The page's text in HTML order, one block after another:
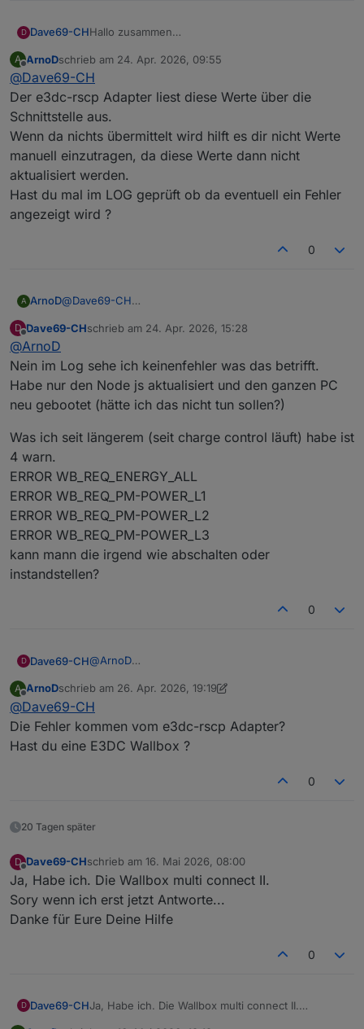
D Dave69-CHHallo zusammen
Habe Node js aktualisiert (v22.22.2) und das
system neu gestartet.
Jezt seht aber auf der Wallbox Seite bei: "
Datenpunkt: "e3dc-rscp.0.WB.WB_0.ENERGY_ALL"
Alle werte sind auf null!?
Kann ich das manuel korrigieren? wen Ja. wo und
wie?
Vielen dank zum voraus für Eure hilfe.
A
Offline
ArnoDschrieb am 24. Apr. 2026, 09:55
zuletzt editiert von
@Dave69-CH
Der e3dc-rscp Adapter liest diese Werte über die
Schnittstelle aus.
Wenn da nichts übermittelt wird hilft es dir nicht Werte
manuell einzutragen, da diese Werte dann nicht
aktualisiert werden.
Hast du mal im LOG geprüft ob da eventuell ein Fehler
angezeigt wird ?
0
A ArnoD@Dave69-CH
Schnittstelle aus.
manuell einzutragen, da diese Werte dann nicht
aktualisiert werden.
Hast du mal im LOG geprüft ob da eventuell ein Fehler
angezeigt wird ?
D
Offline
Dave69-CHschrieb am 24. Apr. 2026, 15:28
zuletzt editiert von
@ArnoD
Nein im Log sehe ich keinenfehler was das betrifft.
Habe nur den Node js aktualisiert und den ganzen PC
neu gebootet (hätte ich das nicht tun sollen?)
Was ich seit längerem (seit charge control läuft) habe ist
4 warn.
ERROR WB_REQ_ENERGY_ALL
ERROR WB_REQ_PM-POWER_L1
ERROR WB_REQ_PM-POWER_L2
ERROR WB_REQ_PM-POWER_L3
kann mann die irgend wie abschalten oder
instandstellen?
0
D Dave69-CH@ArnoD
betrifft.
Habe nur den Node js aktualisiert und den ganzen
PC neu gebootet (hätte ich das nicht tun sollen?)
Was ich seit längerem (seit charge control läuft)
habe ist 4 warn.
ERROR WB_REQ_ENERGY_ALL
ERROR WB_REQ_PM-POWER_L1
ERROR WB_REQ_PM-POWER_L2
kann mann die irgend wie abschalten oder
A
Offline
ArnoDschrieb am 26. Apr. 2026, 19:19
zuletzt editiert von ArnoD
@Dave69-CH
Die Fehler kommen vom e3dc-rscp Adapter?
Hast du eine E3DC Wallbox ?
0
20 Tagen später
D
Offline
Dave69-CHschrieb am 16. Mai 2026, 08:00
zuletzt editiert von
Ja, Habe ich. Die Wallbox multi connect II.
Sory wenn ich erst jetzt Antworte...
Danke für Eure Deine Hilfe
0
D Dave69-CHJa, Habe ich. Die Wallbox multi connect II.